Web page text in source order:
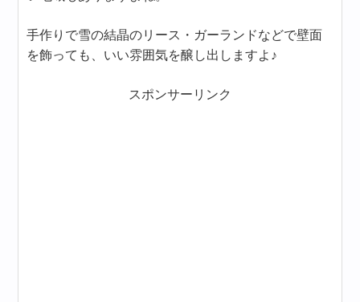
手作りで雪の結晶のリース・ガーランドなどで壁面
を飾っても、いい雰囲気を醸し出しますよ♪
スポンサーリンク